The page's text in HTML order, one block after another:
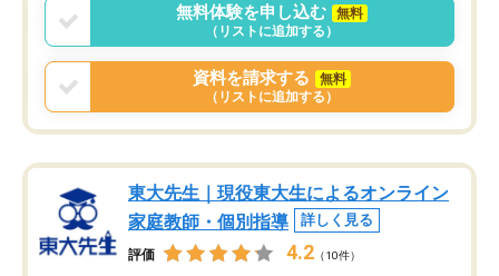
無料体験を申し込む
無料
（リストに追加する）
資料を請求する
無料
（リストに追加する）
東大先生｜現役東大生によるオンライン
家庭教師・個別指導
詳しく見る
評価 4.2 （10件）